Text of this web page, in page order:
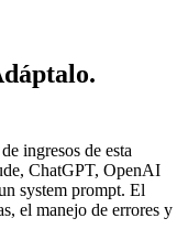
ingresos de esta
ChatGPT, OpenAI
system prompt. El
el manejo de errores y